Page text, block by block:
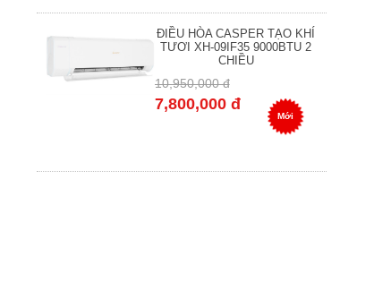
ĐIỀU HÒA CASPER TẠO KHÍ
TƯƠI XH-09IF35 9000BTU 2
CHIỀU
10,950,000 đ
7,800,000 đ
Mới